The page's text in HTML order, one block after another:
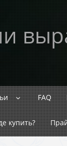
FAQ
купить?